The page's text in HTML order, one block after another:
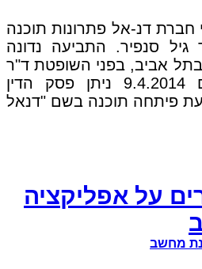
חברת דנ-אל פתרונות תוכנה
סנפיר. התביעה נדונה
אביב, בפני השופטת ד"ר
מיכל אגמון-גונן. ביום 9.4.2014 ניתן פסק הדין
פיתחה תוכנה בשם "דנאל
על אפליקציה
מחשב